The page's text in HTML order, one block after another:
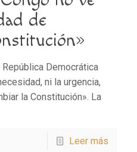
de
Democrática
ni la urgencia,
la Constitución». La
Leer más